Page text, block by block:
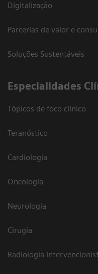
Digitalização
Parcerias de valor e
Soluções Sustentáveis
​Especialidades
Tópicos de foco clínico
Teranóstico
Cardiologia
Oncologia
Neurologia
Cirugia
Radiologia